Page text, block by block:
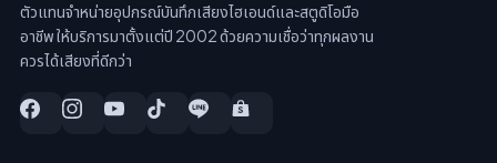
ตัวแทนจำหน่ายอุปกรณ์บันทึกเสียงไฮเอนด์และสตูดิโอมือ
อาชีพ ให้บริการมาตั้งแต่ปี 2002 ด้วยความเชื่อว่าทุกผลงาน
ควรได้เสียงที่ดีกว่า